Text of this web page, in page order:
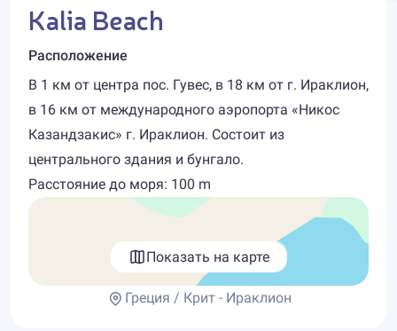
Kalia Beach
Расположение
В 1 км от центра пос. Гувес, в 18 км от г. Ираклион,
в 16 км от международного аэропорта «Никос
Казандзакис» г. Ираклион. Состоит из
центрального здания и бунгало.
Расстояние до моря: 100 m
Показать на карте
Греция / Крит - Ираклион